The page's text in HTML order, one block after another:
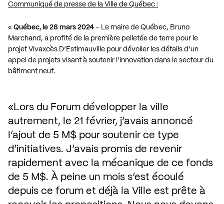
Communiqué de presse de la Ville de Québec :
« Québec, le 28 mars 2024 – Le maire de Québec, Bruno
Marchand, a profité de la première pelletée de terre pour le
projet Vivaxcès D’Estimauville pour dévoiler les détails d’un
appel de projets visant à soutenir l’innovation dans le secteur du
bâtiment neuf.
Lors du Forum développer la ville
autrement, le 21 février, j’avais annoncé
l’ajout de 5 M$ pour soutenir ce type
d’initiatives. J’avais promis de revenir
rapidement avec la mécanique de ce fonds
de 5 M$. À peine un mois s’est écoulé
depuis ce forum et déjà la Ville est prête à